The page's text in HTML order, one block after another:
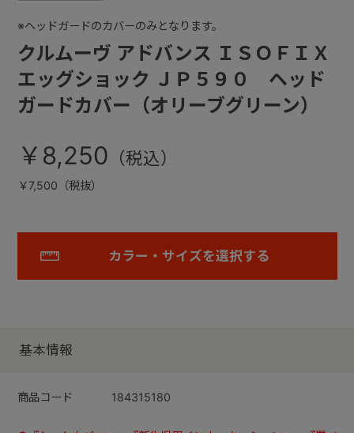
クルムーヴ アドバンス ＩＳＯＦＩＸ
エッグショック ＪＰ５９０ ヘッド
ガードカバー（オリーブグリーン）
※ヘッドガードのカバーのみとなります。
￥8,250
￥7,500（税抜）
カラー・サイズを選択する
基本情報
商品コード 184315180